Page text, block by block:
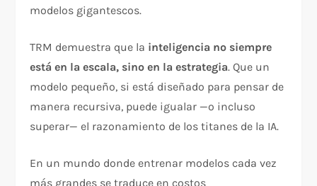
modelos gigantescos.
TRM demuestra que la inteligencia no siempre
está en la escala, sino en la estrategia. Que un
modelo pequeño, si está diseñado para pensar de
manera recursiva, puede igualar —o incluso
superar— el razonamiento de los titanes de la IA.
En un mundo donde entrenar modelos cada vez
más grandes se traduce en costos